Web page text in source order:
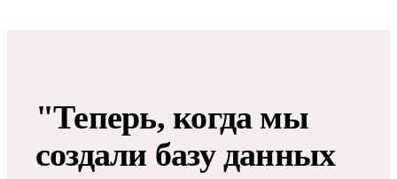
"Теперь, когда мы
создали базу данных